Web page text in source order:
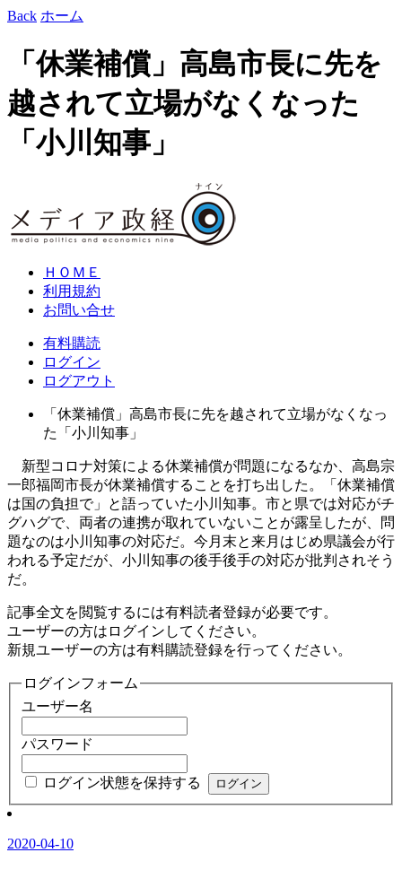
Back ホーム
「休業補償」高島市長に先を
越されて立場がなくなった
「小川知事」
ＨＯＭＥ
利用規約
お問い合せ
有料購読
ログイン
ログアウト
「休業補償」高島市長に先を越されて立場がなくなっ
た「小川知事」
新型コロナ対策による休業補償が問題になるなか、高島宗
一郎福岡市長が休業補償することを打ち出した。「休業補償
は国の負担で」と語っていた小川知事。市と県では対応がチ
グハグで、両者の連携が取れていないことが露呈したが、問
題なのは小川知事の対応だ。今月末と来月はじめ県議会が行
われる予定だが、小川知事の後手後手の対応が批判されそう
だ。
記事全文を閲覧するには有料読者登録が必要です。
ユーザーの方はログインしてください。
新規ユーザーの方は有料購読登録を行ってください。
ログインフォーム
ユーザー名
パスワード
ログイン状態を保持する
2020-04-10